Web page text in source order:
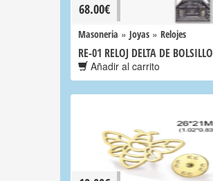
68.00€
Masoneria » Joyas » Relojes
RE-01 RELOJ DELTA DE BOLSILLO
Añadir al carrito